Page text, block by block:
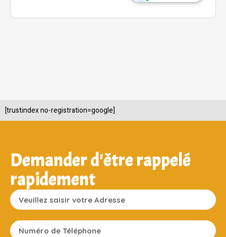
[trustindex no-registration=google]
Demander d'être rappelé
rapidement